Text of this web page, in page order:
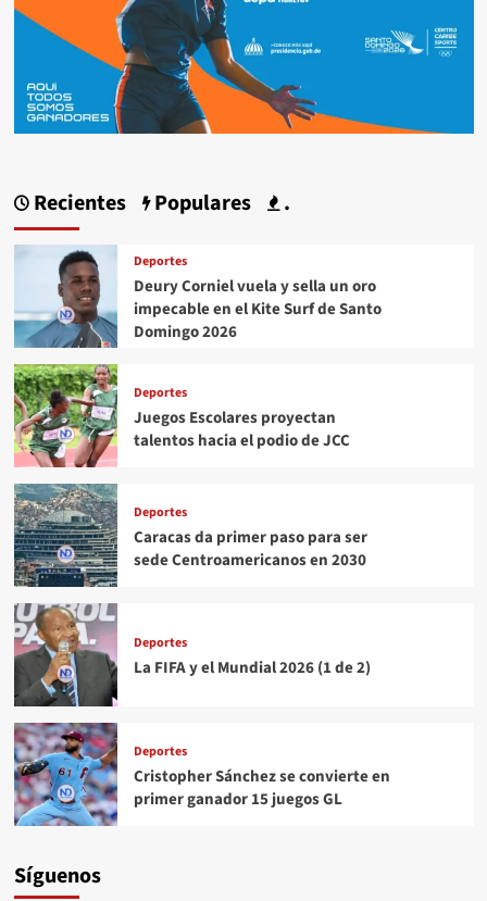
Recientes Populares .
Deportes
Deury Corniel vuela y sella un oro
impecable en el Kite Surf de Santo
Domingo 2026
Deportes
Juegos Escolares proyectan
talentos hacia el podio de JCC
Deportes
Caracas da primer paso para ser
sede Centroamericanos en 2030
Deportes
La FIFA y el Mundial 2026 (1 de 2)
Deportes
Cristopher Sánchez se convierte en
primer ganador 15 juegos GL
Síguenos